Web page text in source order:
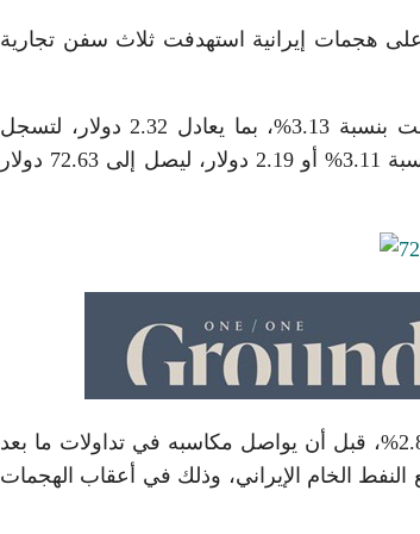
على هجمات إيرانية استهدفت ثلاث سفن تجارية
بحلول الساعة 07:20 بتوقيت جرينتش، ارتفعت العقود الآجلة لخام برنت بنسبة 3.13%، بما يعادل 2.32 دولار، لتسجل
76.48 دولار للبرميل، فيما صعد خام غرب تكساس الوسيط الأميركي بنسبة 3.11% أو 2.19 دولار، ليصل إلى 72.63 دولار
كان خام غرب تكساس الوسيط قد أنهى تعاملات الثلاثاء مرتفعاً بنسبة 2.8%، قبل أن يواصل مكاسبه في تداولات ما بعد
النفط الخام الإيراني، وذلك في أعقاب الهجمات